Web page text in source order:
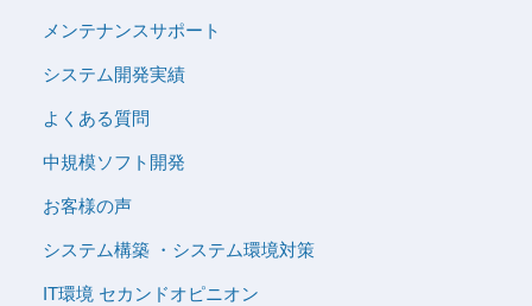
メンテナンスサポート
システム開発実績
よくある質問
中規模ソフト開発
お客様の声
システム構築 ・システム環境対策
IT環境 セカンドオピニオン